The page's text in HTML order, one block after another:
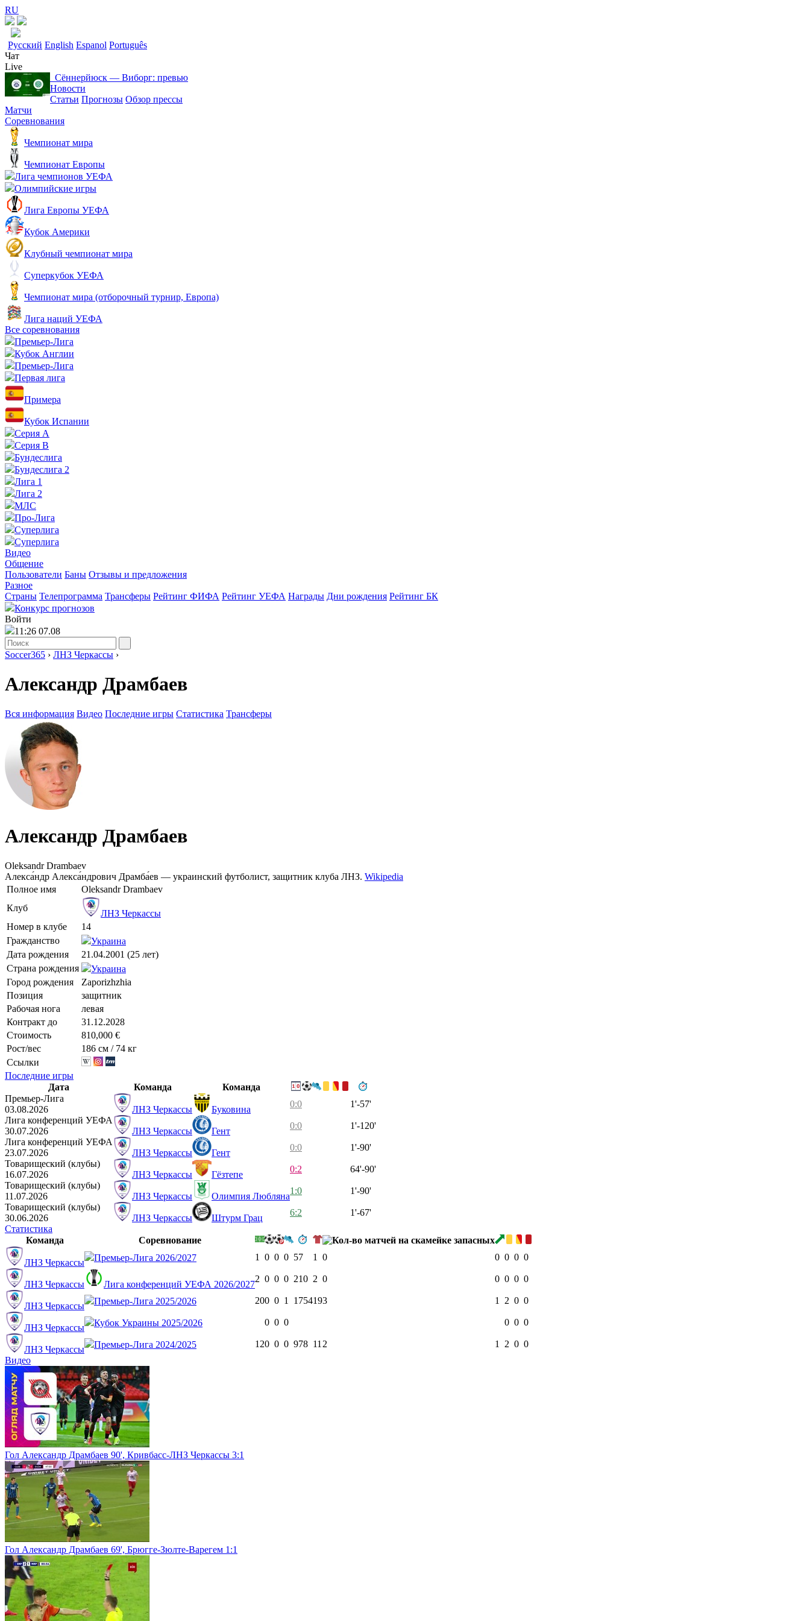
RU
Русский English Espanol Português
Чат
Live
Сённерйюск ― Виборг: превью
Новости
Статьи Прогнозы Обзор прессы
Матчи
Соревнования
Чемпионат мира
Чемпионат Европы
Лига чемпионов УЕФА
Олимпийские игры
Лига Европы УЕФА
Кубок Америки
Клубный чемпионат мира
Суперкубок УЕФА
Чемпионат мира (отборочный турнир, Европа)
Лига наций УЕФА
Все соревнования
Премьер-Лига
Кубок Англии
Премьер-Лига
Первая лига
Примера
Кубок Испании
Серия А
Серия B
Бундеслига
Бундеслига 2
Лига 1
Лига 2
МЛС
Про-Лига
Суперлига
Суперлига
Видео
Общение
Пользователи Баны Отзывы и предложения
Разное
Страны Телепрограмма Трансферы Рейтинг ФИФА Рейтинг УЕФА Награды Дни рождения Рейтинг БК
Конкурс прогнозов
Войти
11:26 07.08
Soccer365 › ЛНЗ Черкассы ›
Александр Драмбаев
Вся информация Видео Последние игры Статистика Трансферы
Александр Драмбаев
Oleksandr Drambaev
Алекса́ндр Алекса́ндрович Драмба́ев — украинский футболист, защитник клуба ЛНЗ. Wikipedia
Полное имя
Oleksandr Drambaev
Клуб
ЛНЗ Черкассы
Номер в клубе
14
Гражданство
Украина
Дата рождения
21.04.2001 (25 лет)
Страна рождения
Украина
Город рождения
Zaporizhzhia
Позиция
защитник
Рабочая нога
левая
Контракт до
31.12.2028
Стоимость
810,000 €
Рост/вес
186 см / 74 кг
Ссылки
Последние игры
Дата
Команда
Команда
Премьер-Лига
03.08.2026
ЛНЗ Черкассы Буковина
0:0
1'-57'
Лига конференций УЕФА
30.07.2026
ЛНЗ Черкассы Гент
0:0
1'-120'
Лига конференций УЕФА
23.07.2026
ЛНЗ Черкассы Гент
0:0
1'-90'
Товарищеский (клубы)
16.07.2026
ЛНЗ Черкассы Гёзтепе
0:2
64'-90'
Товарищеский (клубы)
11.07.2026
ЛНЗ Черкассы Олимпия Любляна
1:0
1'-90'
Товарищеский (клубы)
30.06.2026
ЛНЗ Черкассы Штурм Грац
6:2
1'-67'
Статистика
Команда
Соревнование
ЛНЗ Черкассы Премьер-Лига 2026/2027 1 0 0 0 57 1 0 0 0 0 0
ЛНЗ Черкассы Лига конференций УЕФА 2026/2027
2 0 0 0 210 2 0 0 0 0 0
ЛНЗ Черкассы Премьер-Лига 2025/2026 200 0 1 1754193 1 2 0 0
ЛНЗ Черкассы Кубок Украины 2025/2026 0 0 0 0 0 0
ЛНЗ Черкассы Премьер-Лига 2024/2025 120 0 0 978 11 2 1 2 0 0
Видео
Гол Александр Драмбаев 90', Кривбасс-ЛНЗ Черкассы 3:1
Гол Александр Драмбаев 69', Брюгге-Зюлте-Варегем 1:1